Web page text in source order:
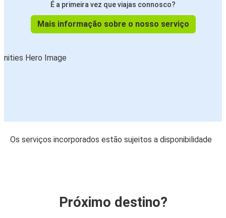
É a primeira vez que viajas connosco?
Mais informação sobre o nosso serviço
Os serviços incorporados estão sujeitos a disponibilidade
Próximo destino?